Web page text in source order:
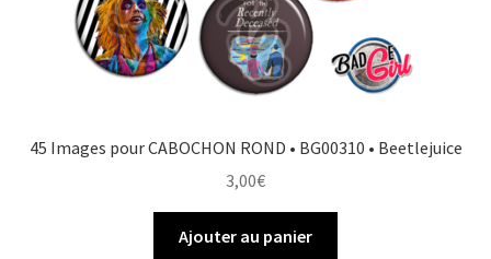
45 Images pour CABOCHON ROND • BG00310 • Beetlejuice
3,00€
Ajouter au panier